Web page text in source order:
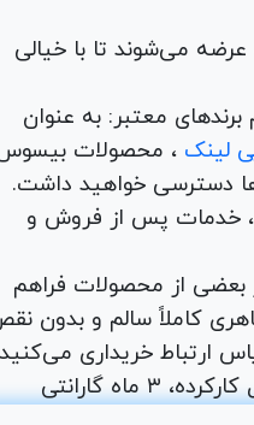
می‌شوند تا با خیالی
برندهای معتبر: به عنوان
لینک ، محصولات
دسترسی خواهید داشت.
و هم صنفیان، خدمات پس از فروش و
از محصولات فراهم
کاملاً سالم و بدون
ارتباط خریداری
شامل ۷ روز مهلت تست و ضمانت اصالت کالا است. به طور خاص برای گوشی‌های موبایل کارکرده، ۳ ماه گارانتی